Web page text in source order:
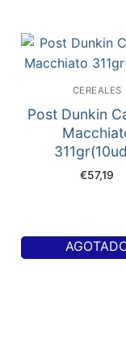
CEREALES
Post Dunkin
€57,19